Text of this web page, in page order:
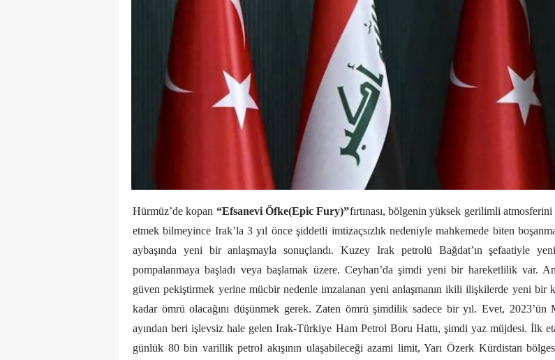
Hürmüz’de kopan “Efsanevi Öfke(Epic Fury)”fırtınası, bölgenin yüksek gerilimli atmosferini
etmek bilmeyince Irak’la 3 yıl önce şiddetli imtizaçsızlık nedeniyle mahkemede biten
aybaşında yeni bir anlaşmayla sonuçlandı. Kuzey Irak petrolü Bağdat’ın şefaatiyle
pompalanmaya başladı veya başlamak üzere. Ceyhan’da şimdi yeni bir hareketlilik var.
güven pekiştirmek yerine mücbir nedenle imzalanan yeni anlaşmanın ikili ilişkilerde yeni bir
kadar ömrü olacağını düşünmek gerek. Zaten ömrü şimdilik sadece bir yıl. Evet, 2023’ün
ayından beri işlevsiz hale gelen Irak-Türkiye Ham Petrol Boru Hattı, şimdi yaz müjdesi. İlk
günlük 80 bin varillik petrol akışının ulaşabileceği azami limit, Yarı Özerk Kürdistan